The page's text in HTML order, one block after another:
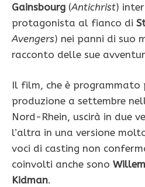
Gainsbourg (Antichrist)
protagonista al fianco di
Avengers) nei panni di suo
racconto delle sue
Il film, che è programmato
produzione a settembre
Nord-Rhein, uscirà in due
l’altra in una versione
voci di casting non
coinvolti anche sono
Kidman.